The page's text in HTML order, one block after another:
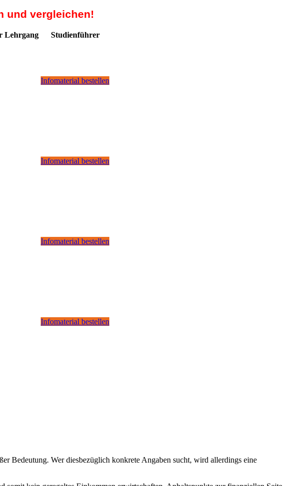
und vergleichen!
Lehrgang Studienführer
Infomaterial bestellen
Infomaterial bestellen
Infomaterial bestellen
Infomaterial bestellen
Bedeutung. Wer diesbezüglich konkrete Angaben sucht, wird allerdings eine